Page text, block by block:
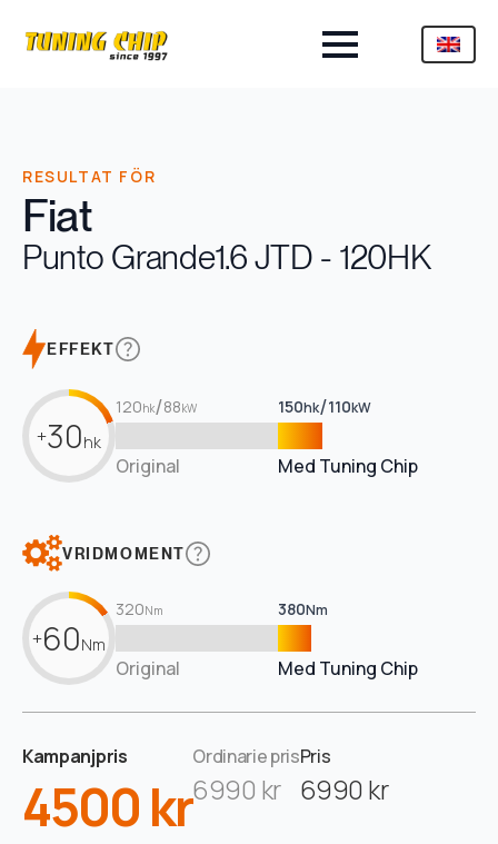
RESULTAT FÖR
Fiat
Punto Grande1.6 JTD - 120HK
EFFEKT
+30hk
120hk/88kW 150hk/110kW
Original Med Tuning Chip
VRIDMOMENT
+60Nm
320Nm 380Nm
Original Med Tuning Chip
Kampanjpris
4500 kr
Ordinarie pris
6990 kr
Pris
6990 kr